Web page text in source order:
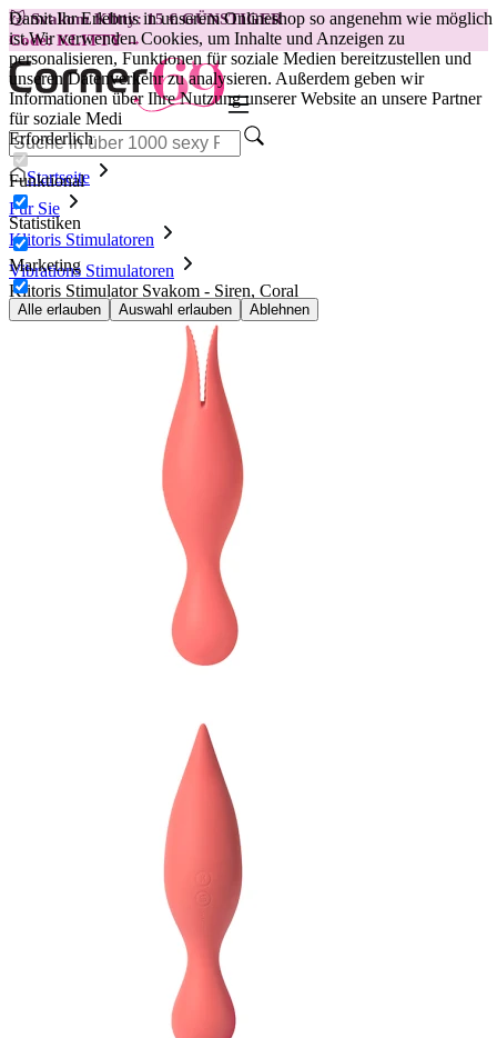
Damit Ihr Erlebnis in unserem Onlineshop so angenehm wie möglich
ist.Wir verwenden Cookies, um Inhalte und Anzeigen zu
personalisieren, Funktionen für soziale Medien bereitzustellen und
unseren Datenverkehr zu analysieren. Außerdem geben wir
Informationen über Ihre Nutzung unserer Website an unsere Partner
für soziale Medi
Erforderlich
Funktional
Statistiken
Marketing
Alle erlauben Auswahl erlauben Ablehnen
😽Svakom Klitty: 15 € GÜNSTIGER
Code: KLITTY →
Startseite
Für Sie
Klitoris Stimulatoren
Vibrations Stimulatoren
Klitoris Stimulator Svakom - Siren, Coral